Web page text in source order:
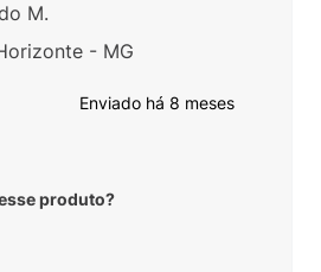
Enviado há 8 meses
produto?
M.
- MG